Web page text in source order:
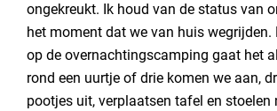
ongekreukt. Ik houd van de status van
het moment dat we van huis wegrijden.
op de overnachtingscamping gaat het
rond een uurtje of drie komen we aan,
pootjes uit, verplaatsen tafel en stoelen